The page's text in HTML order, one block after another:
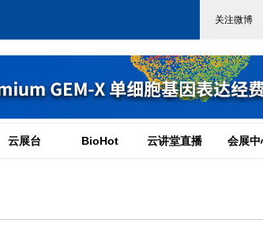
云展台 BioHot 云讲堂直播 会展中